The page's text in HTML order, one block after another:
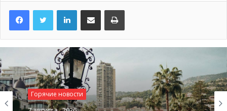
LinkedInПоделиться по электронной почте Распечатать
Горячие новости